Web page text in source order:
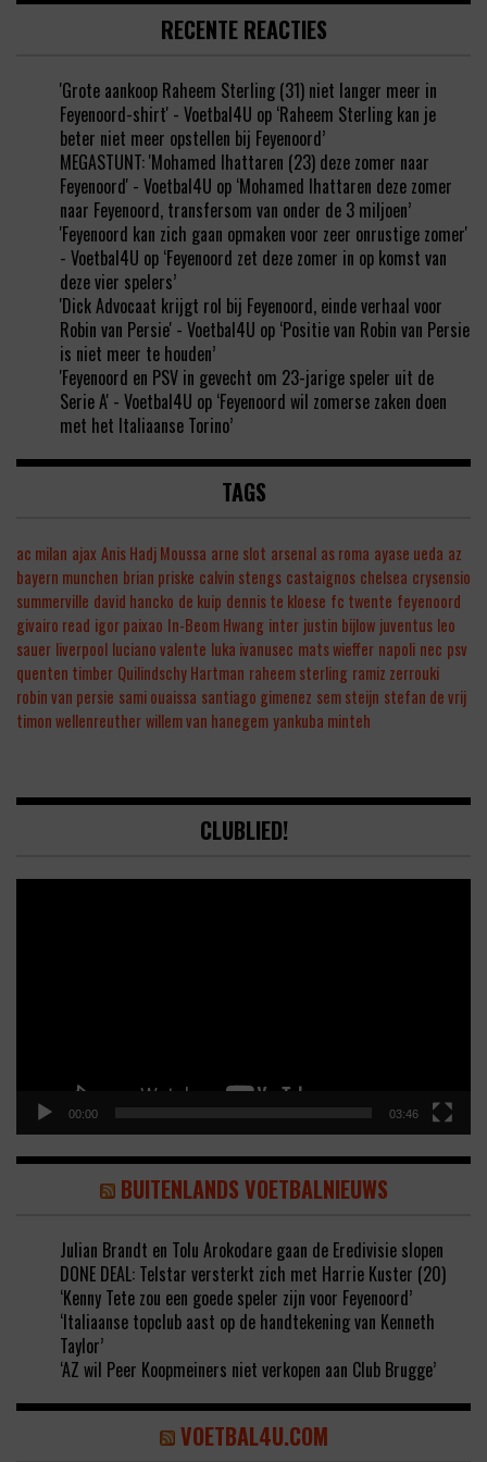
RECENTE REACTIES
'Grote aankoop Raheem Sterling (31) niet langer meer in
Feyenoord-shirt' - Voetbal4U op ‘Raheem Sterling kan je
beter niet meer opstellen bij Feyenoord’
MEGASTUNT: 'Mohamed Ihattaren (23) deze zomer naar
Feyenoord' - Voetbal4U op ‘Mohamed Ihattaren deze zomer
naar Feyenoord, transfersom van onder de 3 miljoen’
'Feyenoord kan zich gaan opmaken voor zeer onrustige zomer'
- Voetbal4U op ‘Feyenoord zet deze zomer in op komst van
deze vier spelers’
'Dick Advocaat krijgt rol bij Feyenoord, einde verhaal voor
Robin van Persie' - Voetbal4U op ‘Positie van Robin van Persie
is niet meer te houden’
'Feyenoord en PSV in gevecht om 23-jarige speler uit de
Serie A' - Voetbal4U op ‘Feyenoord wil zomerse zaken doen
met het Italiaanse Torino’
TAGS
ac milan ajax Anis Hadj Moussa arne slot arsenal as roma ayase ueda az
bayern munchen brian priske calvin stengs castaignos chelsea crysensio
summerville david hancko de kuip dennis te kloese fc twente feyenoord
givairo read igor paixao In-Beom Hwang inter justin bijlow juventus leo
sauer liverpool luciano valente luka ivanusec mats wieffer napoli nec psv
quenten timber Quilindschy Hartman raheem sterling ramiz zerrouki
robin van persie sami ouaissa santiago gimenez sem steijn stefan de vrij
timon wellenreutherwillem van hanegemyankuba minteh
CLUBLIED!
00:00 03:46
BUITENLANDS VOETBALNIEUWS
Julian Brandt en Tolu Arokodare gaan de Eredivisie slopen
DONE DEAL: Telstar versterkt zich met Harrie Kuster (20)
‘Kenny Tete zou een goede speler zijn voor Feyenoord’
‘Italiaanse topclub aast op de handtekening van Kenneth
Taylor’
‘AZ wil Peer Koopmeiners niet verkopen aan Club Brugge’
VOETBAL4U.COM